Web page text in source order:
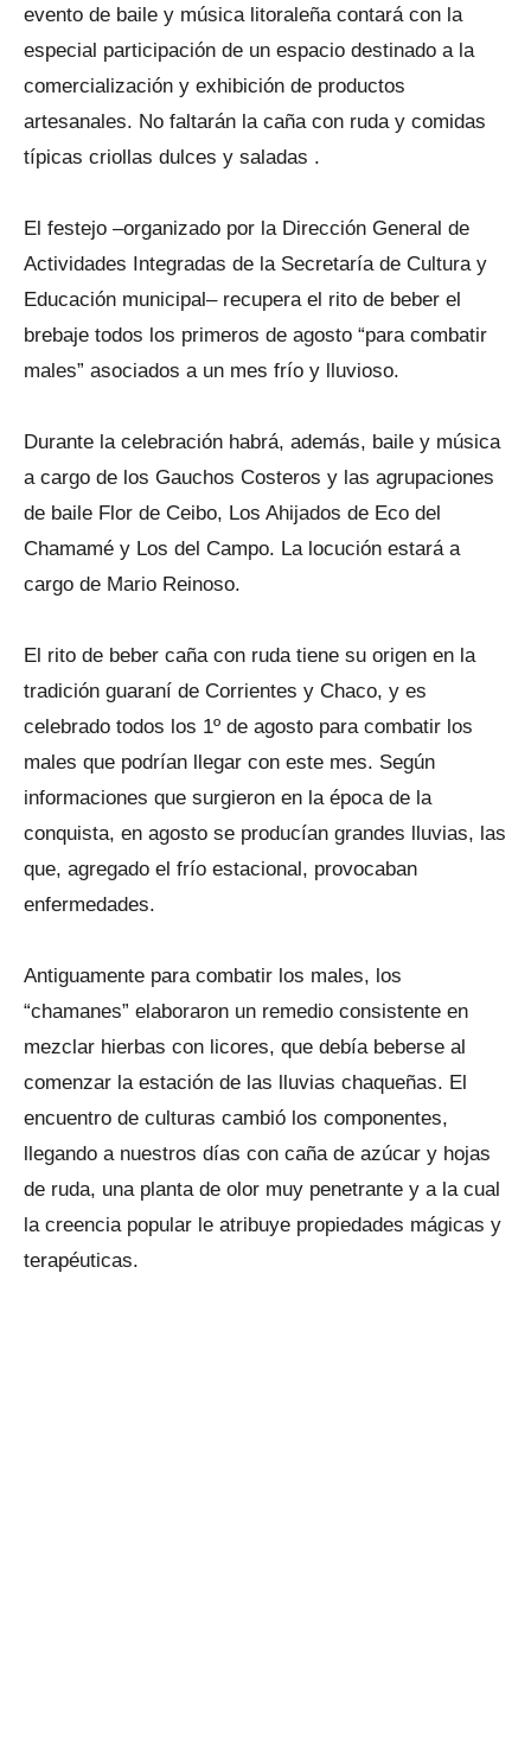
evento de baile y música litoraleña contará con la
especial participación de un espacio destinado a la
comercialización y exhibición de productos
artesanales. No faltarán la caña con ruda y comidas
típicas criollas dulces y saladas .
El festejo –organizado por la Dirección General de
Actividades Integradas de la Secretaría de Cultura y
Educación municipal– recupera el rito de beber el
brebaje todos los primeros de agosto “para combatir
males” asociados a un mes frío y lluvioso.
Durante la celebración habrá, además, baile y música
a cargo de los Gauchos Costeros y las agrupaciones
de baile Flor de Ceibo, Los Ahijados de Eco del
Chamamé y Los del Campo. La locución estará a
cargo de Mario Reinoso.
El rito de beber caña con ruda tiene su origen en la
tradición guaraní de Corrientes y Chaco, y es
celebrado todos los 1º de agosto para combatir los
males que podrían llegar con este mes. Según
informaciones que surgieron en la época de la
conquista, en agosto se producían grandes lluvias, las
que, agregado el frío estacional, provocaban
enfermedades.
Antiguamente para combatir los males, los
“chamanes” elaboraron un remedio consistente en
mezclar hierbas con licores, que debía beberse al
comenzar la estación de las lluvias chaqueñas. El
encuentro de culturas cambió los componentes,
llegando a nuestros días con caña de azúcar y hojas
de ruda, una planta de olor muy penetrante y a la cual
la creencia popular le atribuye propiedades mágicas y
terapéuticas.